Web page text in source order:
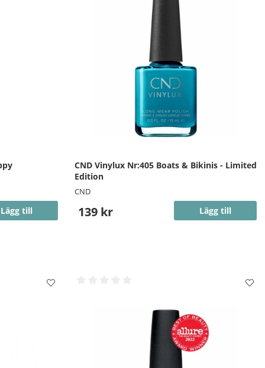
Lägg till
CND Vinylux Nr:405 Boats & Bikinis - Limited
Edition
CND
139 kr Lägg till